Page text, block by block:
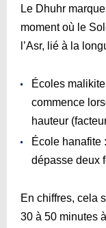
Le Dhuhr
moment où le
l’Asr, lié à la
Écoles
commence
hauteur
École hanafite
dépasse deux
En chiffres, cela
30 à 50 minutes